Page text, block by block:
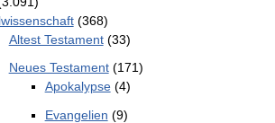
(368)
Altest Testament(33)
Neues Testament(171)
Apokalypse(4)
Evangelien (9)